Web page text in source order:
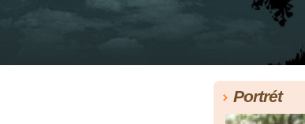
Portrét